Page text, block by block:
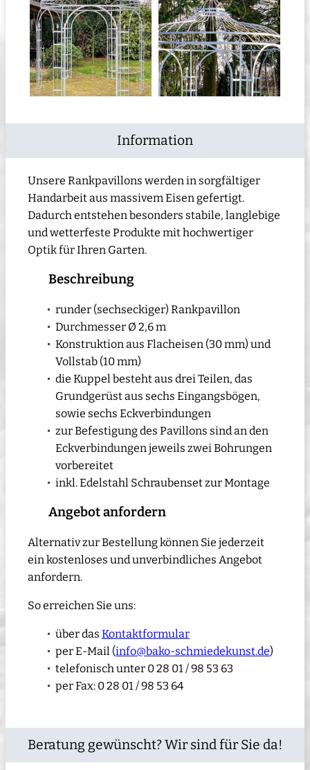
Information
Unsere Rankpavillons werden in sorgfältiger
Handarbeit aus massivem Eisen gefertigt.
Dadurch entstehen besonders stabile, langlebige
und wetterfeste Produkte mit hochwertiger
Optik für Ihren Garten.
Beschreibung
runder (sechseckiger) Rankpavillon
Durchmesser Ø 2,6 m
Konstruktion aus Flacheisen (30 mm) und
Vollstab (10 mm)
die Kuppel besteht aus drei Teilen, das
Grundgerüst aus sechs Eingangsbögen,
sowie sechs Eckverbindungen
zur Befestigung des Pavillons sind an den
Eckverbindungen jeweils zwei Bohrungen
vorbereitet
inkl. Edelstahl Schraubenset zur Montage
Angebot anfordern
Alternativ zur Bestellung können Sie jederzeit
ein kostenloses und unverbindliches Angebot
anfordern.
So erreichen Sie uns:
über das Kontaktformular
per E-Mail (info@bako-schmiedekunst.de)
telefonisch unter 0 28 01 / 98 53 63
per Fax: 0 28 01 / 98 53 64
Beratung gewünscht? Wir sind für Sie da!